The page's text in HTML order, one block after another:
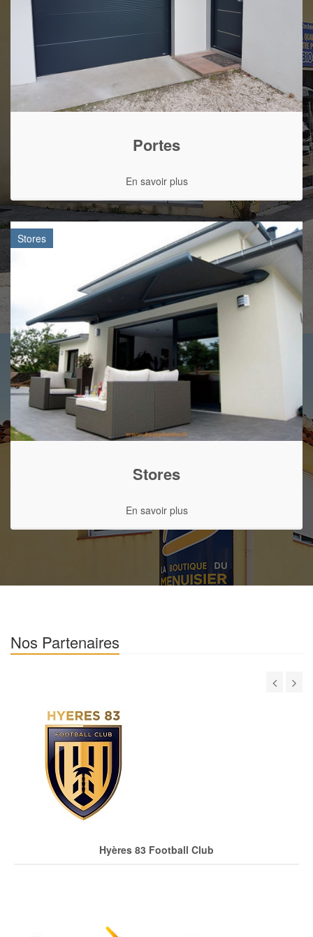
Portes
En savoir plus
Stores
Stores
En savoir plus
Nos Partenaires
Hyères 83 Football Club